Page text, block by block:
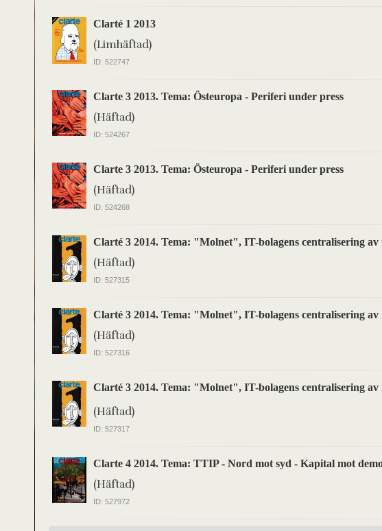
Clarté 1 2013
(Limhäftad)
ID: 522747
Clarte 3 2013. Tema: Östeuropa - Periferi under press
(Häftad)
ID: 524267
Clarte 3 2013. Tema: Östeuropa - Periferi under press
(Häftad)
ID: 524268
Clarté 3 2014. Tema: "Molnet", IT-bolagens centralisering av
(Häftad)
ID: 527315
Clarté 3 2014. Tema: "Molnet", IT-bolagens centralisering av
(Häftad)
ID: 527316
Clarté 3 2014. Tema: "Molnet", IT-bolagens centralisering av
(Häftad)
ID: 527317
Clarte 4 2014. Tema: TTIP - Nord mot syd - Kapital mot
(Häftad)
ID: 527972